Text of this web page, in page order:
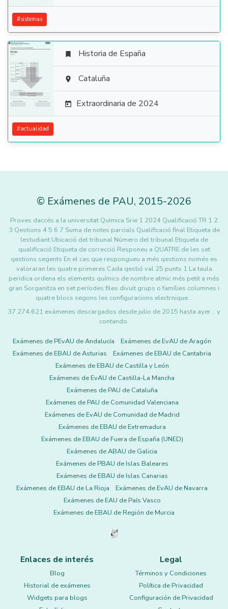
#sistemas

 Historia de España
 Cataluña
 Extraordinaria de 2024
#actualidad
© Exámenes de PAU, 2015-2026
Proves daccés a la universitat Química Srie 1 2024 Qualificació TR 1 2
3 Qestions 4 5 6 7 Suma de notes parcials Qualificació final Etiqueta de
lestudiant Ubicació del tribunal Número del tribunal Etiqueta de
qualificació Etiqueta de correcció Responeu a QUATRE de les set
qestions segents En el cas que respongueu a més qestions només es
valoraran les quatre primeres Cada qestió val 25 punts 1 La taula
peridica ordena els elements químics de nombre atmic més petit a més
gran Sorganitza en set períodes files divuit grups o famílies columnes i
quatre blocs segons les configuracions electrnique…
37.274.621 exámenes descargados desde julio de 2015 hasta ayer... y
contando.
Exámenes de PEvAU de Andalucía
Exámenes de EvAU de Aragón
Exámenes de EBAU de Asturias
Exámenes de EBAU de Cantabria
Exámenes de EBAU de Castilla y León
Exámenes de EvAU de Castilla-La Mancha
Exámenes de PAU de Cataluña
Exámenes de PAU de Comunidad Valenciana
Exámenes de EvAU de Comunidad de Madrid
Exámenes de EBAU de Extremadura
Exámenes de EBAU de Fuera de España (UNED)
Exámenes de ABAU de Galicia
Exámenes de PBAU de Islas Baleares
Exámenes de EBAU de Islas Canarias
Exámenes de EBAU de La Rioja
Exámenes de EvAU de Navarra
Exámenes de EAU de País Vasco
Exámenes de EBAU de Región de Murcia
Enlaces de interés
Blog
Historial de exámenes
Widgets para blogs
Legal
Términos y Condiciones
Política de Privacidad
Configuración de Privacidad